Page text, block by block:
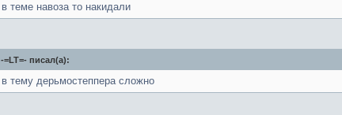
в теме навоза то накидали
-=LT=- писал(а):
в тему дерьмостеппера сложно